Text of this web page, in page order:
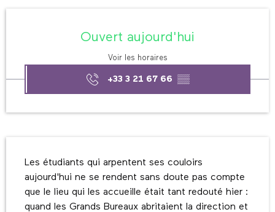
Ouvert aujourd'hui
Voir les horaires
+33 3 21 67 66 ▒▒
Les étudiants qui arpentent ses couloirs
aujourd'hui ne se rendent sans doute pas compte
que le lieu qui les accueille était tant redouté hier :
quand les Grands Bureaux abritaient la direction et